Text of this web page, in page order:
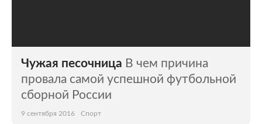
Чужая песочница В чем причина
провала самой успешной футбольной
сборной России
9 сентября 2016 Спорт